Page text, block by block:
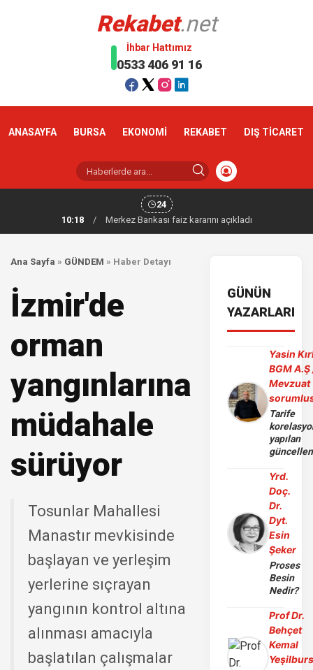
Rekabet.net
İhbar Hattımız
0533 406 91 16
ANASAYFA BURSA EKONOMİ REKABET DIŞ TİCARET
24
10:18
/ Merkez Bankası faiz kararını açıkladı
Ana Sayfa » GÜNDEM » Haber Detayı
İzmir'de
orman
yangınlarına
müdahale
sürüyor
Tosunlar Mahallesi
Manastır mevkisinde
başlayan ve yerleşim
yerlerine sıçrayan
yangının kontrol altına
alınması amacıyla
başlatılan çalışmalar
GÜNÜN
YAZARLARI
Yasin
BGM A.Ş
Mevzuat
Tarife
yapılan
Yrd.
Doç.
Dr.
Dyt.
Esin
Şeker
Proses
Besin
Nedir?
Prof Dr.
Behçet
Kemal